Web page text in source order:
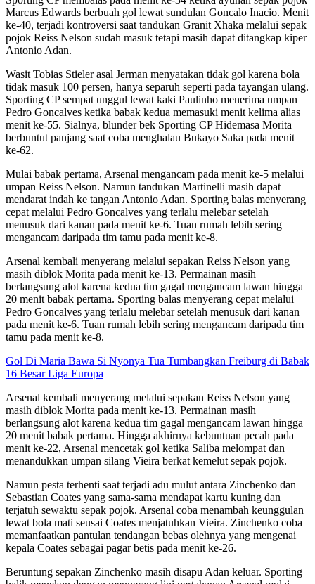
Marcus Edwards berbuah gol lewat sundulan Goncalo Inacio. Menit
ke-40, terjadi kontroversi saat tandukan Granit Xhaka melalui sepak
pojok Reiss Nelson sudah masuk tetapi masih dapat ditangkap kiper
Antonio Adan.
Wasit Tobias Stieler asal Jerman menyatakan tidak gol karena bola
tidak masuk 100 persen, hanya separuh seperti pada tayangan ulang.
Sporting CP sempat unggul lewat kaki Paulinho menerima umpan
Pedro Goncalves ketika babak kedua memasuki menit kelima alias
menit ke-55. Sialnya, blunder bek Sporting CP Hidemasa Morita
berbuntut panjang saat coba menghalau Bukayo Saka pada menit
ke-62.
Mulai babak pertama, Arsenal mengancam pada menit ke-5 melalui
umpan Reiss Nelson. Namun tandukan Martinelli masih dapat
mendarat indah ke tangan Antonio Adan. Sporting balas menyerang
cepat melalui Pedro Goncalves yang terlalu melebar setelah
menusuk dari kanan pada menit ke-6. Tuan rumah lebih sering
mengancam daripada tim tamu pada menit ke-8.
Arsenal kembali menyerang melalui sepakan Reiss Nelson yang
masih diblok Morita pada menit ke-13. Permainan masih
berlangsung alot karena kedua tim gagal mengancam lawan hingga
20 menit babak pertama. Sporting balas menyerang cepat melalui
Pedro Goncalves yang terlalu melebar setelah menusuk dari kanan
pada menit ke-6. Tuan rumah lebih sering mengancam daripada tim
tamu pada menit ke-8.
Gol Di Maria Bawa Si Nyonya Tua Tumbangkan Freiburg di Babak
16 Besar Liga Europa
Arsenal kembali menyerang melalui sepakan Reiss Nelson yang
masih diblok Morita pada menit ke-13. Permainan masih
berlangsung alot karena kedua tim gagal mengancam lawan hingga
20 menit babak pertama. Hingga akhirnya kebuntuan pecah pada
menit ke-22, Arsenal mencetak gol ketika Saliba melompat dan
menandukkan umpan silang Vieira berkat kemelut sepak pojok.
Namun pesta terhenti saat terjadi adu mulut antara Zinchenko dan
Sebastian Coates yang sama-sama mendapat kartu kuning dan
terjatuh sewaktu sepak pojok. Arsenal coba menambah keunggulan
lewat bola mati seusai Coates menjatuhkan Vieira. Zinchenko coba
memanfaatkan pantulan tendangan bebas olehnya yang mengenai
kepala Coates sebagai pagar betis pada menit ke-26.
Beruntung sepakan Zinchenko masih disapu Adan keluar. Sporting